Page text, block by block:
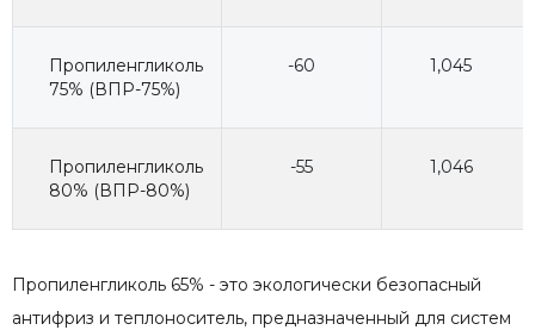
Пропиленгликоль
75% (ВПР-75%)
-60 1,045
Пропиленгликоль
80% (ВПР-80%)
-55 1,046
Пропиленгликоль 65% - это экологически безопасный
антифриз и теплоноситель, предназначенный для систем